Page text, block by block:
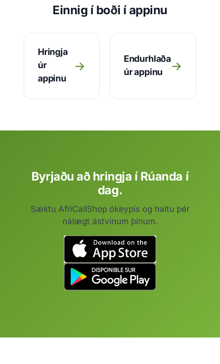
Einnig í boði í appinu
Hringja
úr
appinu
→
Endurhlaða
úr appinu
→
Byrjaðu að hringja í Rúanda í
dag.
Sæktu AfriCallShop ókeypis og haltu þér
nálægt ástvinum þínum.